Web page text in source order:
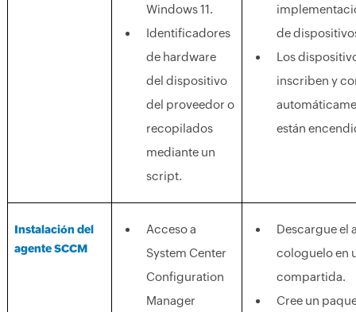
Windows 11.
Identificadores
de hardware
del dispositivo
del proveedor o
recopilados
mediante un
script.
de
Los
inscriben y
están
Instalación del
agente SCCM
Acceso a
System Center
Configuration
Manager
Descargue el
cologuelo en
compartida.
Cree un